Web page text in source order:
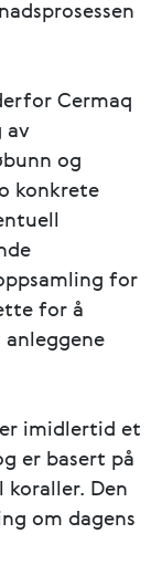
Cermaq
av
og
konkrete
for
for å
imidlertid et
er basert på
Den
om dagens